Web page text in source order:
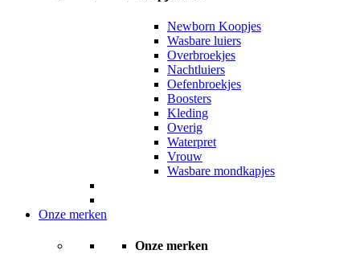
Newborn Koopjes
Wasbare luiers
Overbroekjes
Nachtluiers
Oefenbroekjes
Boosters
Kleding
Overig
Waterpret
Vrouw
Wasbare mondkapjes
Onze merken
Onze merken